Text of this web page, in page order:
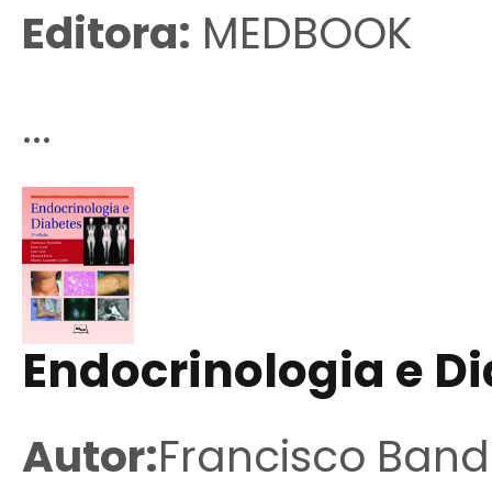
Editora: MEDBOOK
...
Endocrinologia e
Autor:Francisco